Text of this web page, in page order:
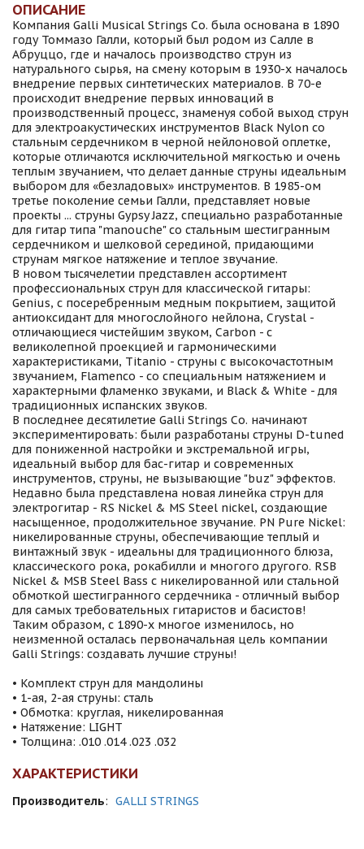
ОПИСАНИЕ
Компания Galli Musical Strings Co. была основана в 1890
году Томмазо Галли, который был родом из Салле в
Абруццо, где и началось производство струн из
натурального сырья, на смену которым в 1930-х началось
внедрение первых синтетических материалов. В 70-е
происходит внедрение первых инноваций в
производственный процесс, знаменуя собой выход струн
для электроакустических инструментов Black Nylon со
стальным сердечником в черной нейлоновой оплетке,
которые отличаются исключительной мягкостью и очень
теплым звучанием, что делает данные струны идеальным
выбором для «безладовых» инструментов. В 1985-ом
третье поколение семьи Галли, представляет новые
проекты ... струны Gypsy Jazz, специально разработанные
для гитар типа "manouche" со стальным шестигранным
сердечником и шелковой серединой, придающими
струнам мягкое натяжение и теплое звучание.
В новом тысячелетии представлен ассортимент
профессиональных струн для классической гитары:
Genius, с посеребренным медным покрытием, защитой
антиоксидант для многослойного нейлона, Crystal -
отличающиеся чистейшим звуком, Carbon - с
великолепной проекцией и гармоническими
характеристиками, Titanio - струны с высокочастотным
звучанием, Flamenco - со специальным натяжением и
характерными фламенко звуками, и Black & White - для
традиционных испанских звуков.
В последнее десятилетие Galli Strings Co. начинают
экспериментировать: были разработаны струны D-tuned
для пониженной настройки и экстремальной игры,
идеальный выбор для бас-гитар и современных
инструментов, струны, не вызывающие "buz" эффектов.
Недавно была представлена новая линейка струн для
электрогитар - RS Nickel & MS Steel nickel, создающие
насыщенное, продолжительное звучание. PN Pure Nickel:
никелированные струны, обеспечивающие теплый и
винтажный звук - идеальны для традиционного блюза,
классического рока, рокабилли и многого другого. RSB
Nickel & MSB Steel Bass с никелированной или стальной
обмоткой шестигранного сердечника - отличный выбор
для самых требовательных гитаристов и басистов!
Таким образом, с 1890-х многое изменилось, но
неизменной осталась первоначальная цель компании
Galli Strings: создавать лучшие струны!
• Комплект струн для мандолины
• 1-ая, 2-ая струны: сталь
• Обмотка: круглая, никелированная
• Натяжение: LIGHT
• Толщина: .010 .014 .023 .032
ХАРАКТЕРИСТИКИ
Производитель: GALLI STRINGS